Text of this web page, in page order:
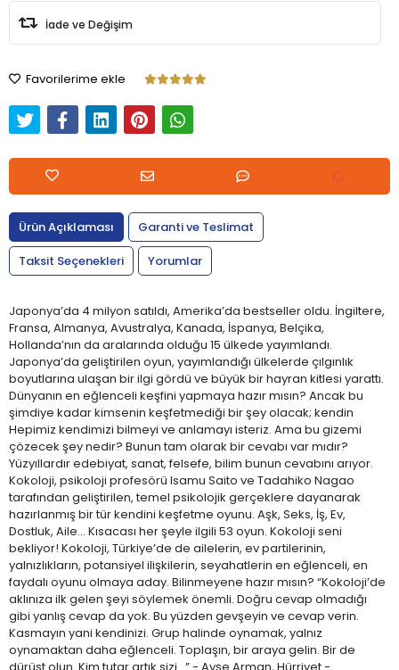
İade ve Değişim
Favorilerime ekle
Ürün Açıklaması
Garanti ve Teslimat
Taksit Seçenekleri
Yorumlar
Japonya’da 4 milyon satıldı, Amerika’da bestseller oldu. İngiltere,
Fransa, Almanya, Avustralya, Kanada, İspanya, Belçika,
Hollanda’nın da aralarında olduğu 15 ülkede yayımlandı.
Japonya’da geliştirilen oyun, yayımlandığı ülkelerde çılgınlık
boyutlarına ulaşan bir ilgi gördü ve büyük bir hayran kitlesi yarattı.
Dünyanın en eğlenceli keşfini yapmaya hazır mısın? Ancak bu
şimdiye kadar kimsenin keşfetmediği bir şey olacak; kendin
Hepimiz kendimizi bilmeyi ve anlamayı isteriz. Ama bu gizemi
çözecek şey nedir? Bunun tam olarak bir cevabı var mıdır?
Yüzyıllardır edebiyat, sanat, felsefe, bilim bunun cevabını arıyor.
Kokoloji, psikoloji profesörü Isamu Saito ve Tadahiko Nagao
tarafından geliştirilen, temel psikolojik gerçeklere dayanarak
hazırlanmış bir tür kendini keşfetme oyunu. Aşk, Seks, İş, Ev,
Dostluk, Aile… Kısacası her şeyle ilgili 53 oyun. Kokoloji seni
bekliyor! Kokoloji, Türkiye’de de ailelerin, ev partilerinin,
yalnızlıkların, potansiyel ilişkilerin, seyahatlerin en eğlenceli, en
faydalı oyunu olmaya aday. Bilinmeyene hazır mısın? “Kokoloji’de
aklınıza ilk gelen şeyi söylemek önemli. Doğru cevap olmadığı
gibi yanlış cevap da yok. Bu yüzden gevşeyin ve cevap verin.
Kasmayın yani kendinizi. Grup halinde oynamak, yalnız
oynamaktan daha eğlenceli. Toplaşın, bir araya gelin. Bir de